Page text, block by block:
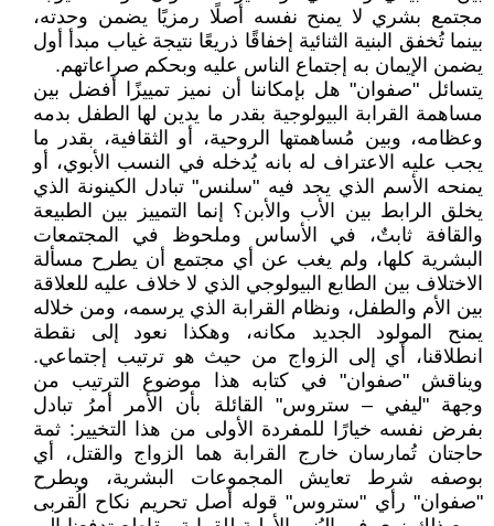
مجتمع بشري لا يمنح نفسه أصلًا رمزيًا يضمن وحدته،
بينما تُخفق البنية الثنائية إخفاقًا ذريعًا نتيجة غياب مبدأ أول
يضمن الإيمان به إجتماع الناس عليه وبحكم صراعاتهم.
يتسائل "صفوان" هل بإمكاننا أن نميز تمييزًا أفضل بين
مساهمة القرابة البيولوجية بقدر ما يدين لها الطفل بدمه
وعظامه، وبين مُساهمتها الروحية، أو الثقافية، بقدر ما
يجب عليه الاعتراف له بانه يُدخله في النسب الأبوي، أو
يمنحه الأسم الذي يجد فيه "سلنس" تبادل الكينونة الذي
يخلق الرابط بين الأب والأبن؟ إنما التمييز بين الطبيعة
والقافة ثابتٌ، في الأساس وملحوظ في المجتمعات
البشرية كلها، ولم يغب عن أي مجتمع أن يطرح مسألة
الاختلاف بين الطابع البيولوجي الذي لا خلاف عليه للعلاقة
بين الأم والطفل، ونظام القرابة الذي يرسمه، ومن خلاله
يمنح المولود الجديد مكانه، وهكذا نعود إلى نقطة
انطلاقنا، أي إلى الزواج من حيث هو ترتيب إجتماعي.
ويناقش "صفوان" في كتابه هذا موضوع الترتيب من
وجهة "ليفي – ستروس" القائلة بأن الأمر أمرُ تبادل
بفرض نفسه خيارًا للمفردة الأولى من هذا التخيير: ثمة
حاجتان تُمارسان خارج القرابة هما الزواج والقتل، أي
بوصفه شرط تعايش المجموعات البشرية، ويطرح
"صفوان" رأي "ستروس" قوله أصل تحريم نكاح الُقربى